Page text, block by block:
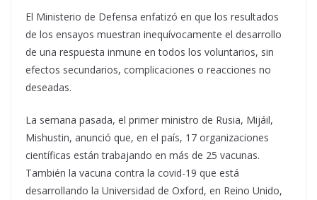
El Ministerio de Defensa enfatizó en que los resultados
de los ensayos muestran inequívocamente el desarrollo
de una respuesta inmune en todos los voluntarios, sin
efectos secundarios, complicaciones o reacciones no
deseadas.
La semana pasada, el primer ministro de Rusia, Mijáil,
Mishustin, anunció que, en el país, 17 organizaciones
científicas están trabajando en más de 25 vacunas.
También la vacuna contra la covid-19 que está
desarrollando la Universidad de Oxford, en Reino Unido,